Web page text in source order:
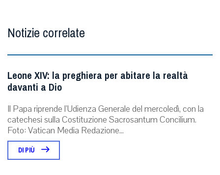
Notizie correlate
Leone XIV: la preghiera per abitare la realtà
davanti a Dio
Il Papa riprende l’Udienza Generale del mercoledì, con la
catechesi sulla Costituzione Sacrosantum Concilium.
Foto: Vatican Media Redazione...
DI PIÙ